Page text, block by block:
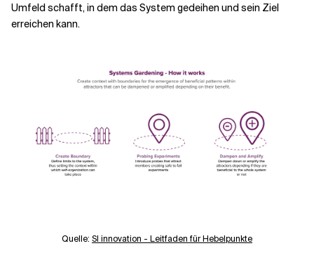
Umfeld schafft, in dem das System gedeihen und sein Ziel
erreichen kann.
Quelle: SI innovation - Leitfaden für Hebelpunkte